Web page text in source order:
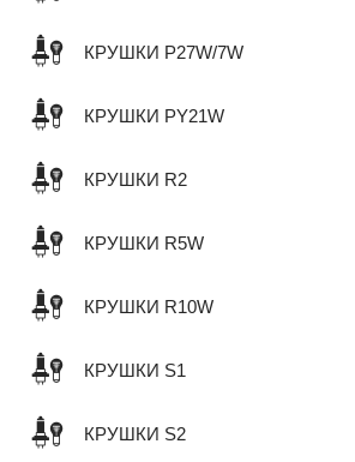
КРУШКИ P27W/7W
КРУШКИ PY21W
КРУШКИ R2
КРУШКИ R5W
КРУШКИ R10W
КРУШКИ S1
КРУШКИ S2